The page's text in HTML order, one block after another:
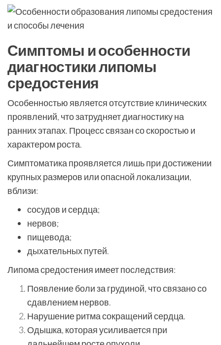
Симптомы и особенности
диагностики липомы
средостения
Особенностью является отсутствие клинических
проявлений, что затрудняет диагностику на
ранних этапах. Процесс связан со скоростью и
характером роста.
Симптоматика проявляется лишь при достижении
крупных размеров или опасной локализации,
вблизи:
сосудов и сердца;
нервов;
пищевода;
дыхательных путей.
Липома средостения имеет последствия:
Появление боли за грудиной, что связано со
сдавлением нервов.
Нарушение ритма сокращений сердца.
Одышка, которая усиливается при